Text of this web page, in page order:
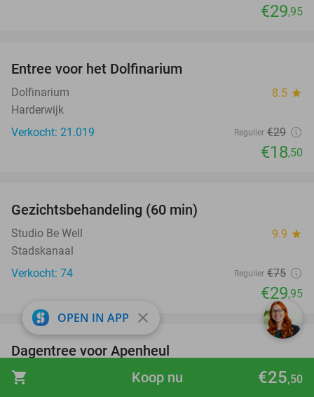
shopping_cart €25,50
Koop nu
€29,95
Entree voor het Dolfinarium
Dolfinarium 8.5 star
Harderwijk
Verkocht: 21.019
Regulier €29
€18,50
Gezichtsbehandeling (60 min)
Studio Be Well 9.9 star
Stadskanaal
Verkocht: 74
Regulier €75
€29,95
36%
favorite_border
Dagentree voor Apenheul
Apenheul 9.4 star
OPEN IN APP close